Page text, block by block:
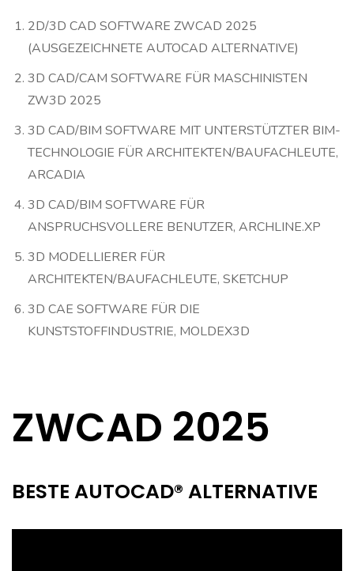
2D/3D CAD SOFTWARE ZWCAD 2025
(AUSGEZEICHNETE AUTOCAD ALTERNATIVE)
3D CAD/CAM SOFTWARE FÜR MASCHINISTEN
ZW3D 2025
3D CAD/BIM SOFTWARE MIT UNTERSTÜTZTER BIM-
TECHNOLOGIE FÜR ARCHITEKTEN/BAUFACHLEUTE,
ARCADIA
3D CAD/BIM SOFTWARE FÜR
ANSPRUCHSVOLLERE BENUTZER, ARCHLINE.XP
3D MODELLIERER FÜR
ARCHITEKTEN/BAUFACHLEUTE, SKETCHUP
3D CAE SOFTWARE FÜR DIE
KUNSTSTOFFINDUSTRIE, MOLDEX3D
ZWCAD 2025
BESTE AUTOCAD® ALTERNATIVE